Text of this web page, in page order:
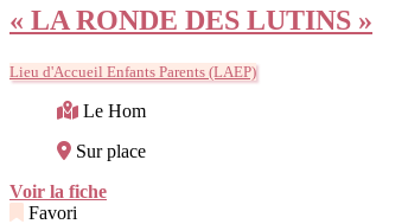
« LA RONDE DES LUTINS »
Lieu d'Accueil Enfants Parents (LAEP)
Le Hom
Sur place
Voir la fiche
Favori